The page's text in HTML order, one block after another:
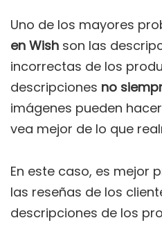
Uno de los mayores
en Wish son las
incorrectas de los
descripciones no
imágenes pueden
vea mejor de lo que
En este caso, es mejor
las reseñas de los
descripciones de los